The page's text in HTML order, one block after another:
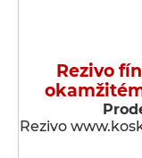
Rezivo
Rezivo